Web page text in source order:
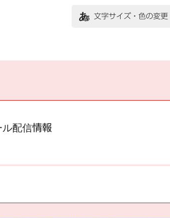
文字サイズ・色の変更
配信情報